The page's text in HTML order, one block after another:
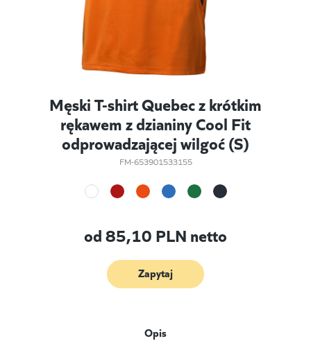
Męski T-shirt Quebec z krótkim
rękawem z dzianiny Cool Fit
odprowadzającej wilgoć (S)
FM-653901533155
od85,10 PLN netto
Zapytaj
Opis